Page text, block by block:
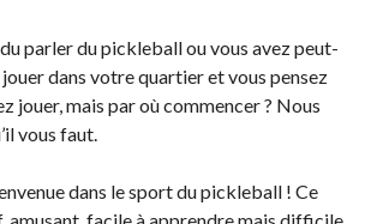
parler du pickleball ou vous avez peut-
dans votre quartier et vous pensez
jouer, mais par où commencer ? Nous
vous faut.
dans le sport du pickleball ! Ce